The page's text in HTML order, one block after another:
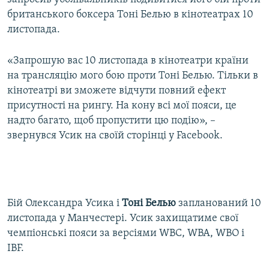
британського боксера Тоні Белью в кінотеатрах 10
листопада.
«Запрошую вас 10 листопада в кінотеатри країни
на трансляцію мого бою проти Тоні Белью. Тільки в
кінотеатрі ви зможете відчути повний ефект
присутності на рингу. На кону всі мої пояси, це
надто багато, щоб пропустити цю подію», –
звернувся Усик на своїй сторінці у Facebook.
Бій Олександра Усика і Тоні Белью запланований 10
листопада у Манчестері. Усик захищатиме свої
чемпіонські пояси за версіями WBC, WBA, WBO і
IBF.